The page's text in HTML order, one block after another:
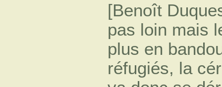
[Benoît
pas loin mais
plus en
réfugiés, la